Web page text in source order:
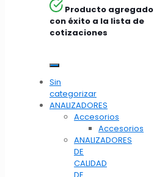
Producto agregado
con éxito a la lista de
cotizaciones
Sin
categorizar
ANALIZADORES
Accesorios
Accesorios
ANALIZADORES
DE
CALIDAD